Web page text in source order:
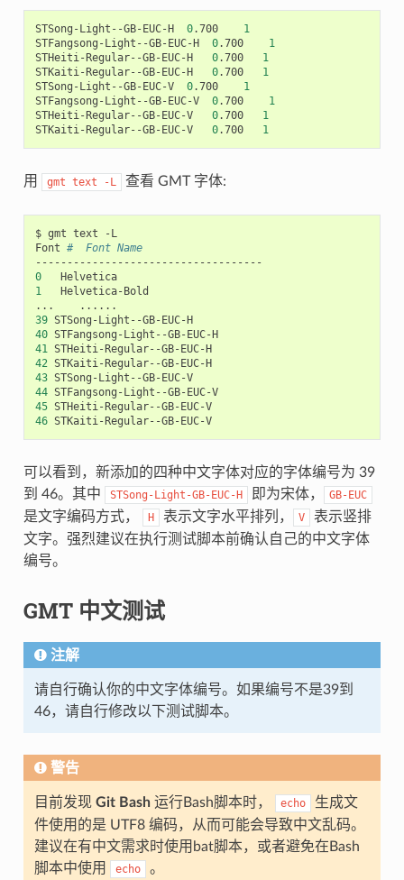
STSong-Light--GB-EUC-H 0.700 1
STFangsong-Light--GB-EUC-H 0.700 1
STHeiti-Regular--GB-EUC-H 0.700 1
STKaiti-Regular--GB-EUC-H 0.700 1
STSong-Light--GB-EUC-V 0.700 1
STFangsong-Light--GB-EUC-V 0.700 1
STHeiti-Regular--GB-EUC-V 0.700 1
STKaiti-Regular--GB-EUC-V 0.700 1
用 gmt text -L 查看 GMT 字体:
$ gmt text -L
Font #  Font Name
0
   Helvetica
1
   Helvetica-Bold
39
STSong-Light--GB-EUC-H
40
STFangsong-Light--GB-EUC-H
41
STHeiti-Regular--GB-EUC-H
42
STKaiti-Regular--GB-EUC-H
43
STSong-Light--GB-EUC-V
44
STFangsong-Light--GB-EUC-V
45
STHeiti-Regular--GB-EUC-V
46
STKaiti-Regular--GB-EUC-V
可以看到，新添加的四种中文字体对应的字体编号为 39
到 46。其中
STSong-Light-GB-EUC-H 即为宋体， GB-EUC
是文字编码方式， H 表示文字水平排列， V
表示竖排
文字。强烈建议在执行测试脚本前确认自己的中文字体
编号。
GMT 中文测试
注解
请自行确认你的中文字体编号。如果编号不是39到
46，请自行修改以下测试脚本。
警告
目前发现 Git Bash运行Bash脚本时， echo
生成文
件使用的是 UTF8 编码，从而可能会导致中文乱码。
建议在有中文需求时使用bat脚本，或者避免在Bash
脚本中使用
echo 。